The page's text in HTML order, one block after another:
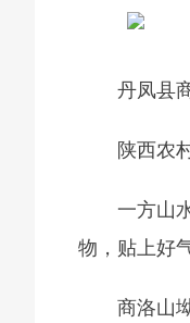
丹凤县
陕西农
一方山
物，贴上好
商洛山